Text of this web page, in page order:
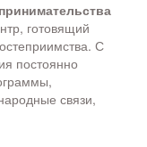
готовящий
С
постоянно
связи,